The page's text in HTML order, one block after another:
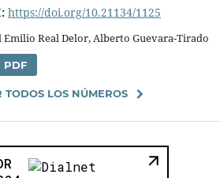
https://doi.org/10.21134/1125
Emilio Real Delor, Alberto Guevara-Tirado
PDF
TODOS LOS NÚMEROS